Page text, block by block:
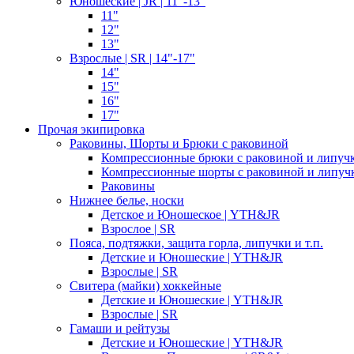
11"
12"
13"
Взрослые | SR | 14"-17"
14"
15"
16"
17"
Прочая экипировка
Раковины, Шорты и Брюки с раковиной
Компрессионные брюки с раковиной и
Компрессионные шорты с раковиной и
Раковины
Нижнее белье, носки
Детское и Юношеское | YTH&JR
Взрослое | SR
Пояса, подтяжки, защита горла, липучки и т.п.
Детские и Юношеские | YTH&JR
Взрослые | SR
Свитера (майки) хоккейные
Детские и Юношеские | YTH&JR
Взрослые | SR
Гамаши и рейтузы
Детские и Юношеские | YTH&JR